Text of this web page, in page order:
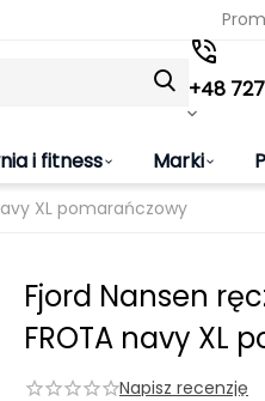
+48
i fitness Marki
XL pomarańczowy
Fjord Nansen
FROTA navy XL
Napisz recenzję